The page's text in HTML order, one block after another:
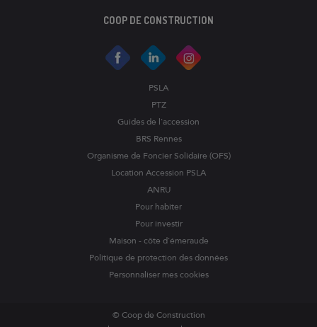
COOP DE CONSTRUCTION
PSLA
PTZ
Guides de l'accession
BRS Rennes
Organisme de Foncier Solidaire (OFS)
Location Accession PSLA
ANRU
Pour habiter
Pour investir
Maison - côte d'émeraude
Politique de protection des données
Personnaliser mes cookies
© Coop de Construction